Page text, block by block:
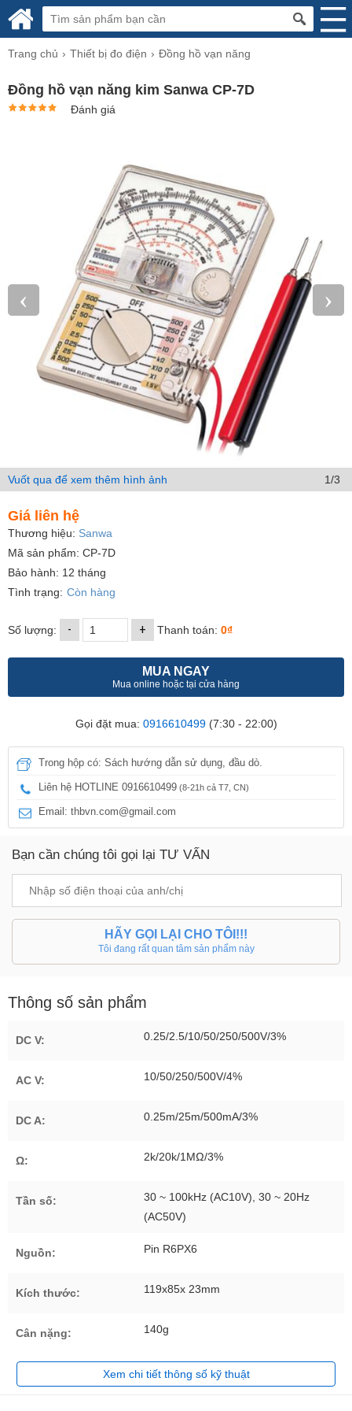
Trang chủ Thiết bị đo điện Đồng hồ vạn năng
Đồng hồ vạn năng kim Sanwa CP-7D
Đánh giá
‹ ›
Vuốt qua để xem thêm hình ảnh 1/3
Giá liên hệ
Thương hiệu: Sanwa
Mã sản phẩm: CP-7D
Bảo hành: 12 tháng
Tình trạng: Còn hàng
Số lượng: - + Thanh toán: 0₫
MUA NGAY
Mua online hoặc tại cửa hàng
Gọi đặt mua: 0916610499(7:30 - 22:00)
Trong hộp có: Sách hướng dẫn sử dụng, đầu dò.
Liên hệ HOTLINE 0916610499 (8-21h cả T7, CN)
Email: thbvn.com@gmail.com
Bạn cần chúng tôi gọi lại TƯ VẤN
HÃY GỌI LẠI CHO TÔI!!!
Tôi đang rất quan tâm sản phẩm này
Thông số sản phẩm
DC V: 0.25/2.5/10/50/250/500V/3%
AC V: 10/50/250/500V/4%
DC A: 0.25m/25m/500mA/3%
Ω: 2k/20k/1MΩ/3%
Tần số:
30 ~ 100kHz (AC10V), 30 ~ 20Hz
(AC50V)
Nguồn: Pin R6PX6
Kích thước: 119x85x 23mm
Cân nặng: 140g
Xem chi tiết thông số kỹ thuật